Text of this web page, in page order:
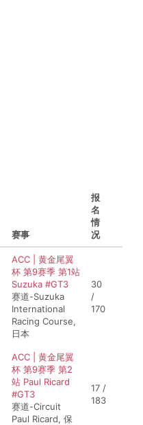
赛事
报
名
情
况
ACC | 黄金尾翼
杯 第9赛季 第1站
Suzuka #GT3
赛道-Suzuka
International
Racing Course,
日本
30
/
170
ACC | 黄金尾翼
杯 第9赛季 第2
站 Paul Ricard
#GT3
赛道-Circuit
Paul Ricard, 保
17 /
183